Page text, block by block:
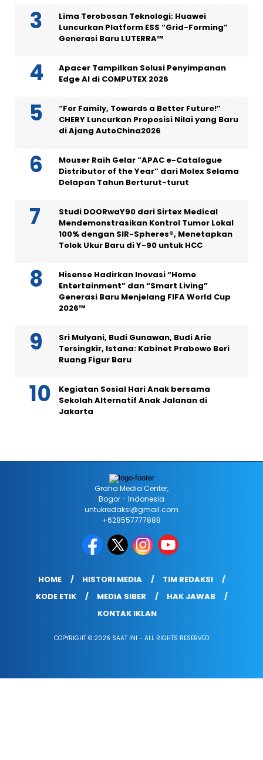
Lima Terobosan Teknologi: Huawei
Luncurkan Platform ESS “Grid-Forming”
Generasi Baru LUTERRA™
Apacer Tampilkan Solusi Penyimpanan
Edge AI di COMPUTEX 2026
“For Family, Towards a Better Future!”
CHERY Luncurkan Proposisi Nilai yang Baru
di Ajang AutoChina2026
Mouser Raih Gelar “APAC e-Catalogue
Distributor of the Year” dari Molex Selama
Delapan Tahun Berturut-turut
Studi DOORwaY90 dari Sirtex Medical
Mendemonstrasikan Kontrol Tumor Lokal
100% dengan SIR-Spheres®, Menetapkan
Tolok Ukur Baru di Y-90 untuk HCC
Hisense Hadirkan Inovasi “Home
Entertainment” dan “Smart Living”
Generasi Baru Menjelang FIFA World Cup
2026™
Sri Mulyani, Budi Gunawan, Budi Arie
Tersingkir, Istana: Kabinet Prabowo Beri
Ruang Figur Baru
Kegiatan Sosial Hari Anak bersama
Sekolah Alternatif Anak Jalanan di
Jakarta
Graha Media Center,
Bogor - Indonesia
untukredaksi@gmail.com
+628557777888
HOME HISTORI MEDIA
TIM REDAKSI
KODE ETIK
MEDIA SIBER
HAK JAWAB
KONTAK IKLAN
COPYRIGHT © 2026 SAAT INI - ALL RIGHTS RESERVED